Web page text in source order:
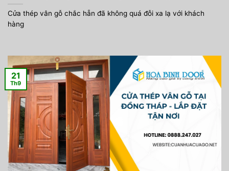
Cửa thép vân gỗ chắc hẵn đã không quá đỗi xa lạ với khách
hàng
21
Th9